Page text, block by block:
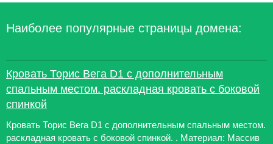
Наиболее популярные страницы домена:
Кровать Торис Вега D1 с дополнительным
спальным местом. раскладная кровать с боковой
спинкой
Кровать Торис Вега D1 с дополнительным спальным местом.
раскладная кровать с боковой спинкой. . Материал: Массив